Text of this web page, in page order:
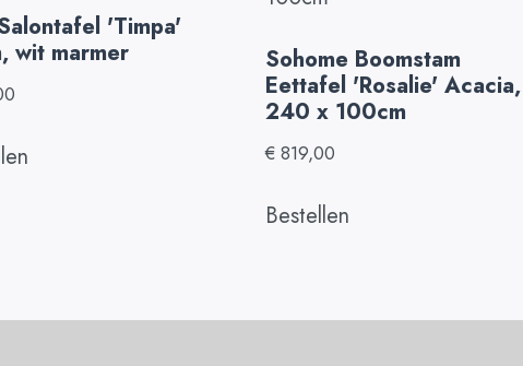
'Timpa'
wit marmer
Sohome Boomstam
Eettafel 'Rosalie' Acacia,
240 x 100cm
€ 819,00
Bestellen